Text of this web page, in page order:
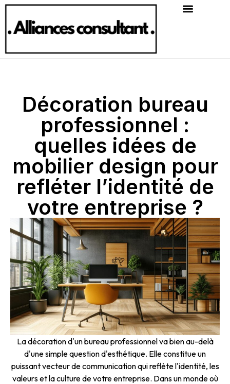
Décoration bureau
professionnel :
quelles idées de
mobilier design pour
refléter l’identité de
votre entreprise ?
La décoration d'un bureau professionnel va bien au-delà
d'une simple question d'esthétique. Elle constitue un
puissant vecteur de communication qui reflète l'identité, les
valeurs et la culture de votre entreprise. Dans un monde où